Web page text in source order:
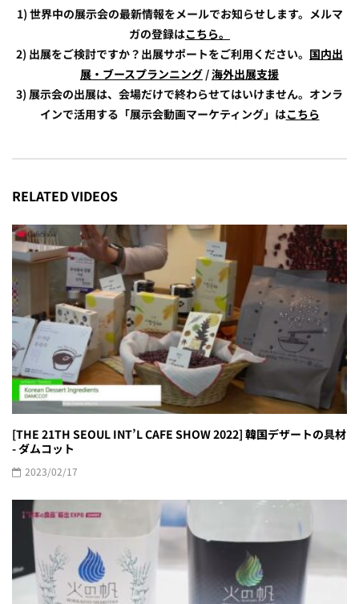
1) 世界中の展示会の最新情報をメールでお知らせします。メルマ
ガの登録はこちら。
2) 出展をご検討ですか？出展サポートをご利用ください。 国内出
展・ブースプランニング /海外出展支援
3) 展示会の出展は、会場だけで終わらせてはいけません。オンラ
インで活用する「展示会動画マーケティング」はこちら
RELATED VIDEOS
[THE 21TH SEOUL INT’L CAFE SHOW 2022] 韓国デザートの具材
- ダムコット
2023/02/17